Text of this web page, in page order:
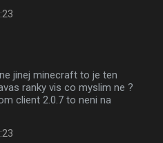
jinej minecraft to je ten
ranky vis co myslim ne ?
client 2.0.7 to neni na